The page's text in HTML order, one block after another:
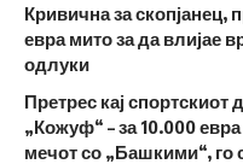
Кривична за скопјанец,
евра мито за да влијае
одлуки
Претрес кај спортскиот
„Кожуф“ – за 10.000
мечот со „Башкими“, го